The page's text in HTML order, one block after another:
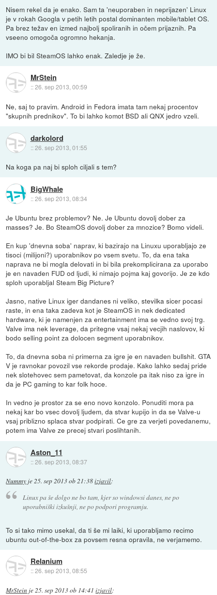
Nisem rekel da je enako. Sam ta 'neuporaben in neprijazen' Linux
je v rokah Googla v petih letih postal dominanten mobile/tablet OS.
Pa brez težav en izmed najbolj spoliranih in očem prijaznih. Pa
vseeno omogoča ogromno hekanja.
IMO bi bil SteamOS lahko enak. Zaledje je že.
MrStein
::26. sep 2013, 00:59
Ne, saj to pravim. Android in Fedora imata tam nekaj procentov
"skupnih prednikov". To bi lahko komot BSD ali QNX jedro vzeli.
darkolord
::26. sep 2013, 01:55
Na koga pa naj bi sploh ciljali s tem?
BigWhale
::26. sep 2013, 08:34
Je Ubuntu brez problemov? Ne. Je Ubuntu dovolj dober za
masses? Je. Bo SteamOS dovolj dober za mnozice? Bomo videli.
En kup 'dnevna soba' naprav, ki bazirajo na Linuxu uporabljajo ze
tisoci (milijoni?) uporabnikov po vsem svetu. To, da ena taka
naprava ne bi mogla delovati in bi bila prekomplicirana za uporabo
je en navaden FUD od ljudi, ki nimajo pojma kaj govorijo. Je ze kdo
sploh uporabljal Steam Big Picture?
Jasno, native Linux iger dandanes ni veliko, stevilka sicer pocasi
raste, in ena taka zadeva kot je SteamOS in nek dedicated
hardware, ki je namenjen za entertainment ima se vedno svoj trg.
Valve ima nek leverage, da pritegne vsaj nekaj vecjih naslovov, ki
bodo selling point za dolocen segment uporabnikov.
To, da dnevna soba ni primerna za igre je en navaden bullshit. GTA
V je ravnokar povozil vse rekorde prodaje. Kako lahko sedaj pride
nek slotehovec sem pametovat, da konzole pa itak niso za igre in
da je PC gaming to kar folk hoce.
In vedno je prostor za se eno novo konzolo. Ponuditi mora pa
nekaj kar bo vsec dovolj ljudem, da stvar kupijo in da se Valve-u
vsaj priblizno splaca stvar podpirati. Ce gre za verjeti povedanemu,
potem ima Valve ze precej stvari poslihtanih.
Aston_11
::26. sep 2013, 08:37
Nummy je25. sep 2013 ob 21:38izjavil:
Linux pa še dolgo ne bo tam, kjer so windowsi danes, ne po
uporabniški izkušnji, ne po podpori programju.
To si tako mimo usekal, da ti še mi laiki, ki uporabljamo recimo
ubuntu out-of-the-box za povsem resna opravila, ne verjamemo.
Relanium
::26. sep 2013, 08:55
MrStein je25. sep 2013 ob 14:41 izjavil: